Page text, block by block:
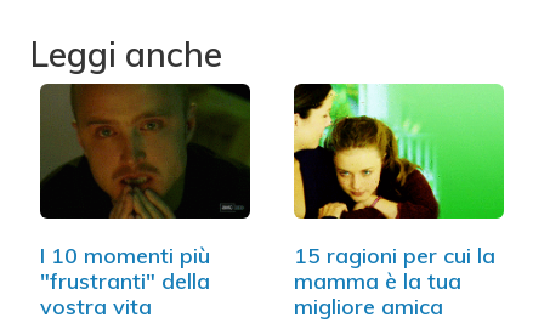
Leggi anche
I 10 momenti più
"frustranti" della
vostra vita
15 ragioni per cui la
mamma è la tua
migliore amica